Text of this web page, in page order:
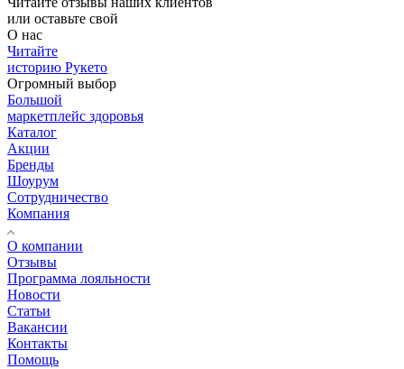
или оставьте свой
О нас
Читайте
историю Рукето
Огромный выбор
Большой
маркетплейс здоровья
Каталог
Акции
Бренды
Шоурум
Сотрудничество
Компания
О компании
Отзывы
Программа лояльности
Новости
Статьи
Вакансии
Контакты
Помощь